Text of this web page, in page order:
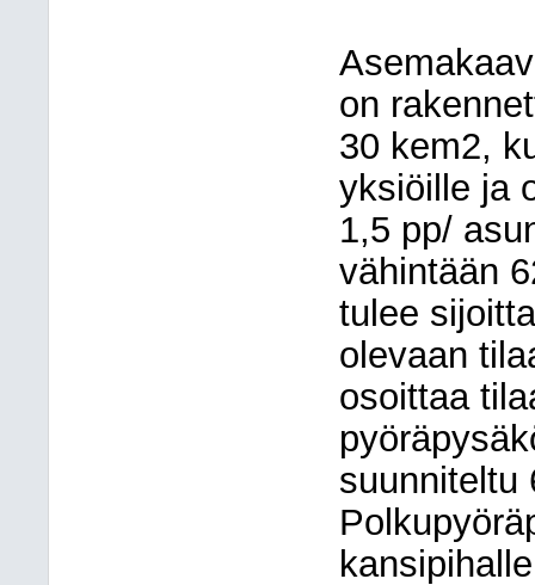
on
30 kem2,
yksiöille ja
1,5 pp/
vähintään
tulee
olevaan
osoittaa
suunniteltu